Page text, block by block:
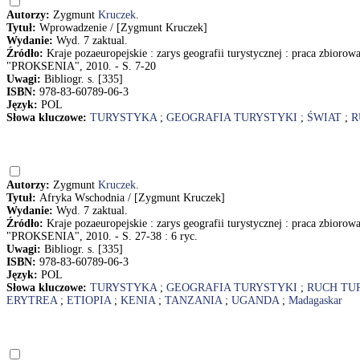
Autorzy: Zygmunt Kruczek.
Tytuł: Wprowadzenie / [Zygmunt Kruczek]
Wydanie: Wyd. 7 zaktual.
Źródło: Kraje pozaeuropejskie : zarys geografii turystycznej : praca
"PROKSENIA", 2010. - S. 7-20
Uwagi: Bibliogr. s. [335]
ISBN: 978-83-60789-06-3
Język: POL
Słowa kluczowe: TURYSTYKA; GEOGRAFIA TURYSTYKI ; ŚWIAT ;
Autorzy: Zygmunt Kruczek.
Tytuł: Afryka Wschodnia / [Zygmunt Kruczek]
Wydanie: Wyd. 7 zaktual.
Źródło: Kraje pozaeuropejskie : zarys geografii turystycznej : praca
"PROKSENIA", 2010. - S. 27-38 : 6 ryc.
Uwagi: Bibliogr. s. [335]
ISBN: 978-83-60789-06-3
Język: POL
Słowa kluczowe: TURYSTYKA; GEOGRAFIA TURYSTYKI ; RUCH
ERYTREA; ETIOPIA; KENIA; TANZANIA; UGANDA; Madagaskar